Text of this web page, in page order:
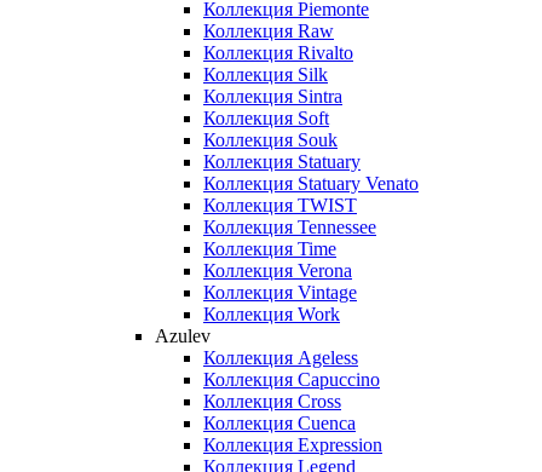
Коллекция Piemonte
Коллекция Raw
Коллекция Rivalto
Коллекция Silk
Коллекция Sintra
Коллекция Soft
Коллекция Souk
Коллекция Statuary
Коллекция Statuary Venato
Коллекция TWIST
Коллекция Tennessee
Коллекция Time
Коллекция Verona
Коллекция Vintage
Коллекция Work
Azulev
Коллекция Ageless
Коллекция Capuccino
Коллекция Cross
Коллекция Cuenca
Коллекция Expression
Коллекция Legend